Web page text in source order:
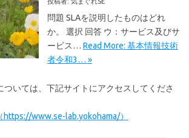
問題 SLAを説明したものはどれ
か。 選択 回答 ウ：サービス及びサ
ービス… Read More: 基本情報技術
者令和3… »
ついては、下記サイトにアクセスしてくださ
https://www.se-lab.yokohama/）